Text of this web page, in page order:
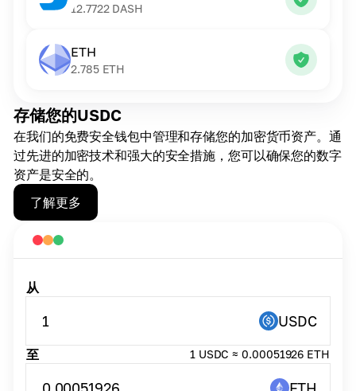
存储您的USDC
在我们的免费安全钱包中管理和存储您的加密货币资产。通
过先进的加密技术和强大的安全措施，您可以确保您的数字
资产是安全的。
了解更多
12.7722 DASH
ETH
2.785 ETH
从
1 USDC
至 1 USDC ≈ 0.00051926 ETH